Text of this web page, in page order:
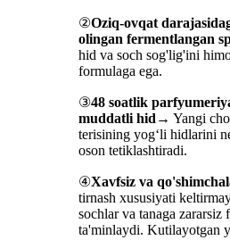
②Oziq-ovqat
olingan fermentlangan
hid va soch sog'lig'ini
formulaga ega.
③48 soatlik
muddatli hid → Yangi
terisining yog‘li hidlarini
oson tetiklashtiradi.
④Xavfsiz va
tirnash xususiyati
sochlar va tanaga zararsiz
ta'minlaydi. Kutilayotgan